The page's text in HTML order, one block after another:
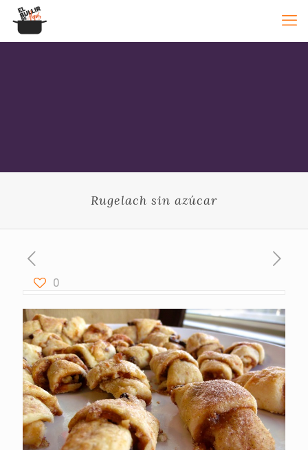
Rugelach sin azúcar
0